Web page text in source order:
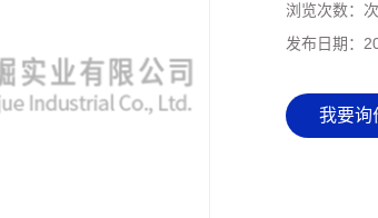
浏览次数： 次
发布日期：
我要询